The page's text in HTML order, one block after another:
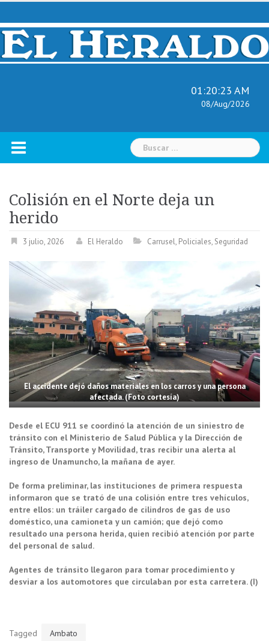
Skip
content
01:20:24 AM
08/Aug/2026
Buscar:
Colisión en el Norte deja un
herido
3 julio, 2026 El Heraldo Carrusel, Policiales, Seguridad
El accidente dejó daños materiales en los carros y una persona
afectada. (Foto cortesía)
Desde el ECU 911 se coordinó la atención de un siniestro de
tránsito con el Ministerio de Salud Pública y la Dirección de
Tránsito, Transporte y Movilidad, tras recibir una alerta al
ingreso de Unamuncho, la mañana de ayer.
De forma preliminar, las instituciones de primera respuesta
informaron que se trató de una colisión entre tres vehículos,
entre ellos: un tráiler cargado de cilindros de gas de uso
doméstico, una camioneta y un camión; que dejó como
resultado una persona herida, quien recibió atención por parte
del personal de salud.
Agentes de tránsito llegaron para tomar procedimiento y
desviar a los automotores que circulaban por esta carretera. (I)
Tagged Ambato